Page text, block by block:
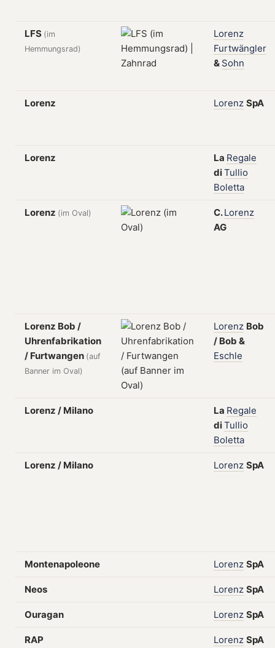
LFS (im
Hemmungsrad)
Lorenz
Furtwängler
& Sohn
Lorenz Lorenz SpA
Lorenz La Regale
diTullio
Boletta
Lorenz (im Oval) C.Lorenz
AG
Lorenz Bob /
Uhrenfabrikation
/ Furtwangen (auf
Banner im Oval)
Lorenz Bob
/ Bob &
Eschle
Lorenz / Milano La Regale
diTullio
Boletta
Lorenz / Milano Lorenz SpA
Montenapoleone Lorenz SpA
Neos Lorenz SpA
Ouragan Lorenz SpA
RAP Lorenz SpA